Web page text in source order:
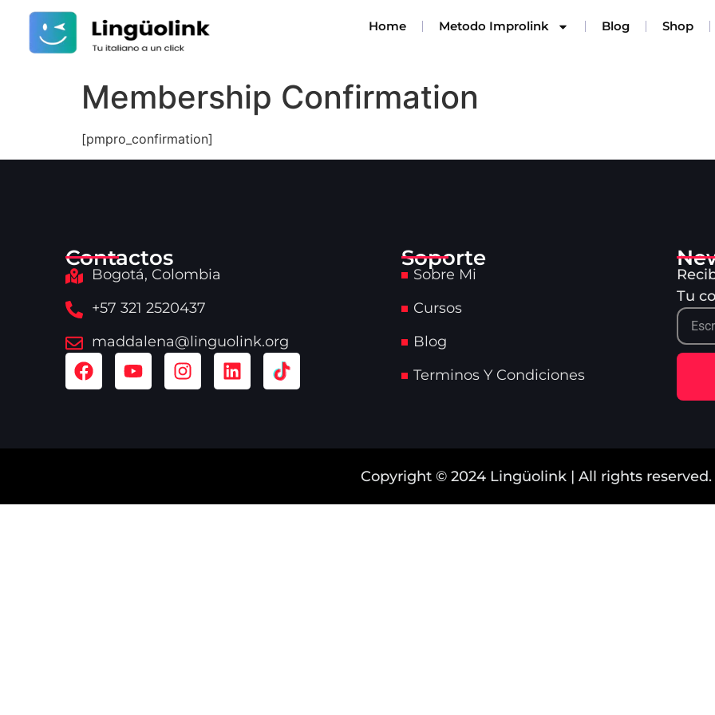
Home Metodo Improlink Blog Shop
Membership Confirmation
[pmpro_confirmation]
Contactos
Bogotá, Colombia
+57 321 2520437
maddalena@linguolink.org
Soporte
Sobre Mi
Cursos
Blog
Terminos Y Condiciones
Tu
Copyright © 2024 Lingüolink | All rights reserved.